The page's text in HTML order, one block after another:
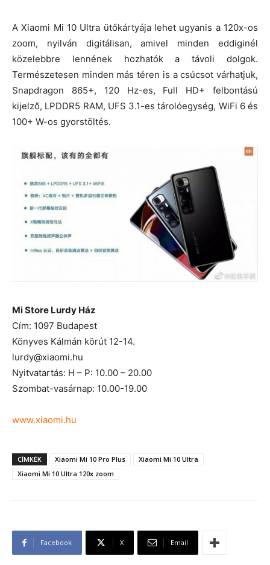
A Xiaomi Mi 10 Ultra ütőkártyája lehet ugyanis a 120x-os
zoom, nyilván digitálisan, amivel minden eddiginél
közelebbre lennének hozhatók a távoli dolgok.
Természetesen minden más téren is a csúcsot várhatjuk,
Snapdragon 865+, 120 Hz-es, Full HD+ felbontású
kijelző, LPDDR5 RAM, UFS 3.1-es tárolóegység, WiFi 6 és
100+ W-os gyorstöltés.
Mi Store Lurdy Ház
Cím: 1097 Budapest
Könyves Kálmán körút 12-14.
lurdy@xiaomi.hu
Nyitvatartás: H – P: 10.00 – 20.00
Szombat-vasárnap: 10.00-19.00
www.xiaomi.hu
CÍMKÉK Xiaomi Mi 10 Pro Plus
Xiaomi Mi 10 Ultra
Xiaomi Mi 10 Ultra 120x zoom
Facebook X Email